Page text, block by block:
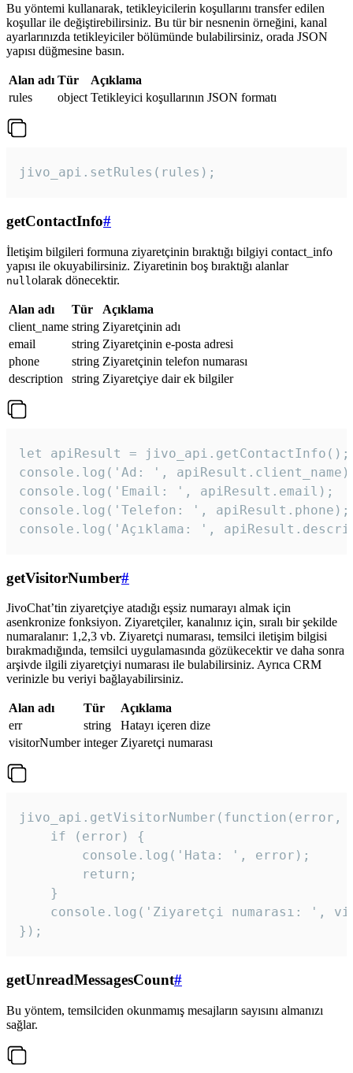
Bu yöntemi kullanarak, tetikleyicilerin koşullarını transfer edilen
koşullar ile değiştirebilirsiniz. Bu tür bir nesnenin örneğini, kanal
ayarlarınızda tetikleyiciler bölümünde bulabilirsiniz, orada JSON
yapısı düğmesine basın.
Alan adı Tür
Açıklama
rules
object Tetikleyici koşullarının JSON formatı
jivo_api.setRules(rules);
getContactInfo#
İletişim bilgileri formuna ziyaretçinin bıraktığı bilgiyi contact_info
yapısı ile okuyabilirsiniz. Ziyaretinin boş bıraktığı alanlar
null olarak dönecektir.
Alan adı Tür
Açıklama
client_name string Ziyaretçinin adı
email
string Ziyaretçinin e-posta adresi
phone
string Ziyaretçinin telefon numarası
description
string Ziyaretçiye dair ek bilgiler
let apiResult = jivo_api.getContactInfo();
console.log('Ad: ',
console.log('Email: ', apiResult.email);
console.log('Telefon: ', apiResult.phone);
console.log('Açıklama: ',
getVisitorNumber#
JivoChat’tin ziyaretçiye atadığı eşsiz numarayı almak için
asenkronize fonksiyon. Ziyaretçiler, kanalınız için, sıralı bir şekilde
numaralanır: 1,2,3 vb. Ziyaretçi numarası, temsilci iletişim bilgisi
bırakmadığında, temsilci uygulamasında gözükecektir ve daha sonra
arşivde ilgili ziyaretçiyi numarası ile bulabilirsiniz. Ayrıca CRM
verinizle bu veriyi bağlayabilirsiniz.
Alan adı Tür
Açıklama
err
string
Hatayı içeren dize
visitorNumber integer Ziyaretçi numarası
jivo_api.getVisitorNumber(function(error,
    if (error) {
        console.log('Hata: ', error);
        return;
    }
console.log('Ziyaretçi numarası: ',
});
getUnreadMessagesCount#
Bu yöntem, temsilciden okunmamış mesajların sayısını almanızı
sağlar.